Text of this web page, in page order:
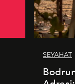
SEYAHAT